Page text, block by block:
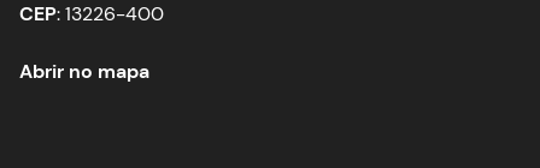
CEP: 13226-400
Abrir no mapa